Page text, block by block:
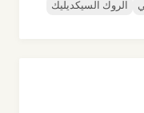
الروك السيكديليك